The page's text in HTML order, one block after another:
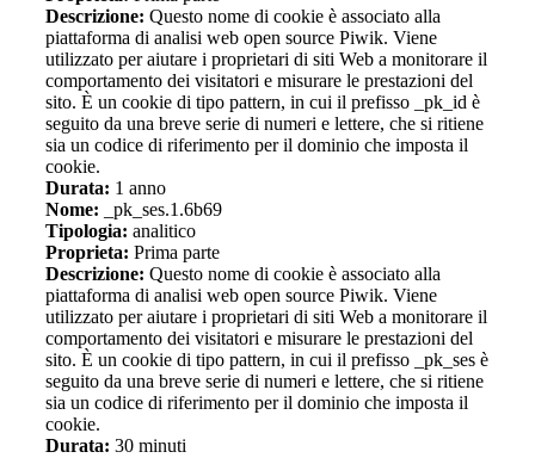
Descrizione: Questo nome di cookie è associato alla
piattaforma di analisi web open source Piwik. Viene
utilizzato per aiutare i proprietari di siti Web a monitorare il
comportamento dei visitatori e misurare le prestazioni del
sito. È un cookie di tipo pattern, in cui il prefisso _pk_id è
seguito da una breve serie di numeri e lettere, che si ritiene
sia un codice di riferimento per il dominio che imposta il
cookie.
Durata: 1 anno
Nome: _pk_ses.1.6b69
Tipologia: analitico
Proprieta: Prima parte
Descrizione: Questo nome di cookie è associato alla
piattaforma di analisi web open source Piwik. Viene
utilizzato per aiutare i proprietari di siti Web a monitorare il
comportamento dei visitatori e misurare le prestazioni del
sito. È un cookie di tipo pattern, in cui il prefisso _pk_ses è
seguito da una breve serie di numeri e lettere, che si ritiene
sia un codice di riferimento per il dominio che imposta il
cookie.
Durata: 30 minuti